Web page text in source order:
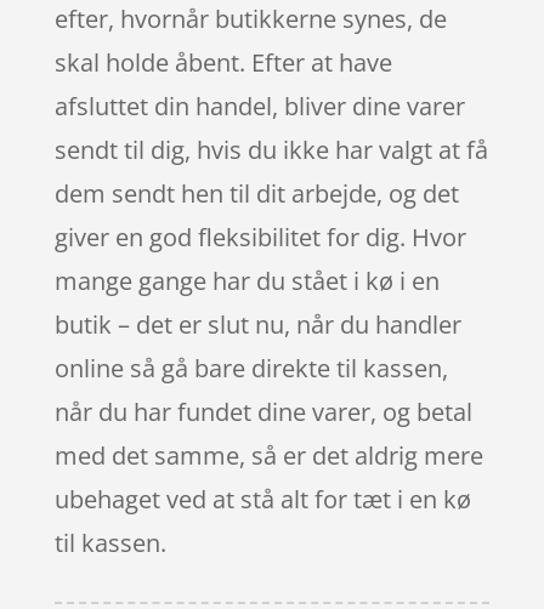
efter, hvornår butikkerne synes, de
skal holde åbent. Efter at have
afsluttet din handel, bliver dine varer
sendt til dig, hvis du ikke har valgt at få
dem sendt hen til dit arbejde, og det
giver en god fleksibilitet for dig. Hvor
mange gange har du stået i kø i en
butik – det er slut nu, når du handler
online så gå bare direkte til kassen,
når du har fundet dine varer, og betal
med det samme, så er det aldrig mere
ubehaget ved at stå alt for tæt i en kø
til kassen.